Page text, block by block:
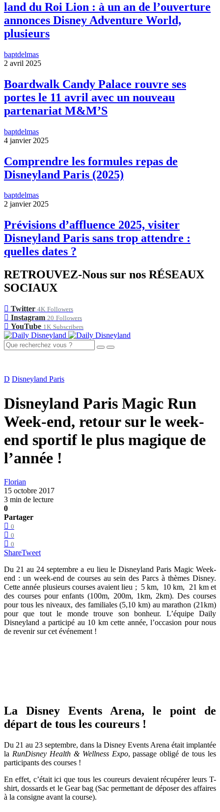
land du Roi Lion : à un an de l’ouverture
annonces Disney Adventure World,
plusieurs
baptdelmas
2 avril 2025
Boardwalk Candy Palace rouvre ses
portes le 11 avril avec un nouveau
partenariat M&M’S
baptdelmas
4 janvier 2025
Comprendre les formules repas de
Disneyland Paris (2025)
baptdelmas
2 janvier 2025
Prévisions d’affluence 2025, visiter
Disneyland Paris sans trop attendre :
quelles dates ?
RETROUVEZ-Nous sur nos RÉSEAUX
SOCIAUX
Twitter 4K Followers
Instagram 20 Followers
YouTube 1K Subscribers
D Disneyland Paris
Disneyland Paris Magic Run
Week-end, retour sur le week-
end sportif le plus magique de
l’année !
Florian
15 octobre 2017
3 min de lecture
0
Partager
0
0
0
ShareTweet
Du 21 au 24 septembre a eu lieu le Disneyland Paris Magic Week-
end : un week-end de courses au sein des Parcs à thèmes Disney.
Cette année plusieurs courses avaient lieu ; 5 km, 10 km, 21 km et
des courses pour enfants (100m, 200m, 1km, 2km). Des courses
pour tous les niveaux, des familiales (5,10 km) au marathon (21km)
pour que tout le monde trouve son bonheur. L’équipe Daily
Disneyland a participé au 10 km cette année, l’occasion pour nous
de revenir sur cet événement !
La Disney Events Arena, le point de
départ de tous les coureurs !
Du 21 au 23 septembre, dans la Disney Events Arena était implantée
la RunDisney Health & Wellness Expo, passage obligé de tous les
participants des courses !
En effet, c’était ici que tous les coureurs devaient récupérer leurs T-
shirt, dossards et le Gear bag (Sac permettant de déposer des affaires
à la consigne avant la course).